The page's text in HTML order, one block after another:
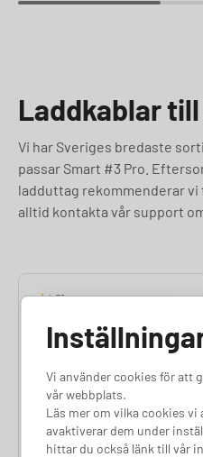
Laddkablar
Vi har Sveriges bredaste
passar Smart #3 Pro.
ladduttag rekommenderar vi
alltid kontakta vår support
4.76
Laddkabel 5-20m (11kW)
Finns i lager
Vi använder cookies för att
vår webbplats.
Läs mer om vilka cookies vi
avaktiverar dem under
hittar du också länk till vår